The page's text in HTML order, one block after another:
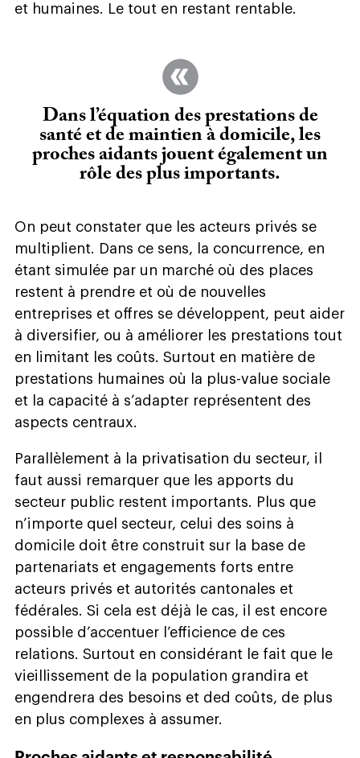
et humaines. Le tout en restant rentable.
Dans l’équation des prestations de
santé et de maintien à domicile, les
proches aidants jouent également un
rôle des plus importants.
On peut constater que les acteurs privés se
multiplient. Dans ce sens, la concurrence, en
étant simulée par un marché où des places
restent à prendre et où de nouvelles
entreprises et offres se développent, peut aider
à diversifier, ou à améliorer les prestations tout
en limitant les coûts. Surtout en matière de
prestations humaines où la plus-value sociale
et la capacité à s’adapter représentent des
aspects centraux.
Parallèlement à la privatisation du secteur, il
faut aussi remarquer que les apports du
secteur public restent importants. Plus que
n’importe quel secteur, celui des soins à
domicile doit être construit sur la base de
partenariats et engagements forts entre
acteurs privés et autorités cantonales et
fédérales. Si cela est déjà le cas, il est encore
possible d’accentuer l’efficience de ces
relations. Surtout en considérant le fait que le
vieillissement de la population grandira et
engendrera des besoins et ded coûts, de plus
en plus complexes à assumer.